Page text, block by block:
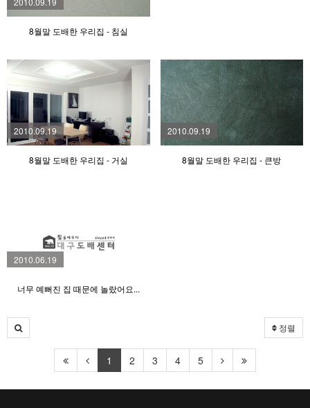
8월말 도배한 우리집 - 침실
2010.09.19
8월말 도배한 우리집 - 거실
2010.09.19
8월말 도배한 우리집 - 큰방
2010.06.19
너무 예뻐진 집 때문에 놀랐어요...
정렬
1 2 3 4 5